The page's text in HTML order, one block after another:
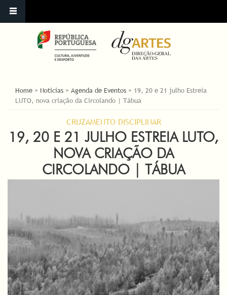
ESTÁ AQUI
Home » Noticias » Agenda de Eventos » 19, 20 e 21 julho Estreia
LUTO, nova criação da Circolando | Tábua
CRUZAMENTO DISCIPLINAR
19, 20 E 21 JULHO ESTREIA LUTO,
NOVA CRIAÇÃO DA
CIRCOLANDO | TÁBUA